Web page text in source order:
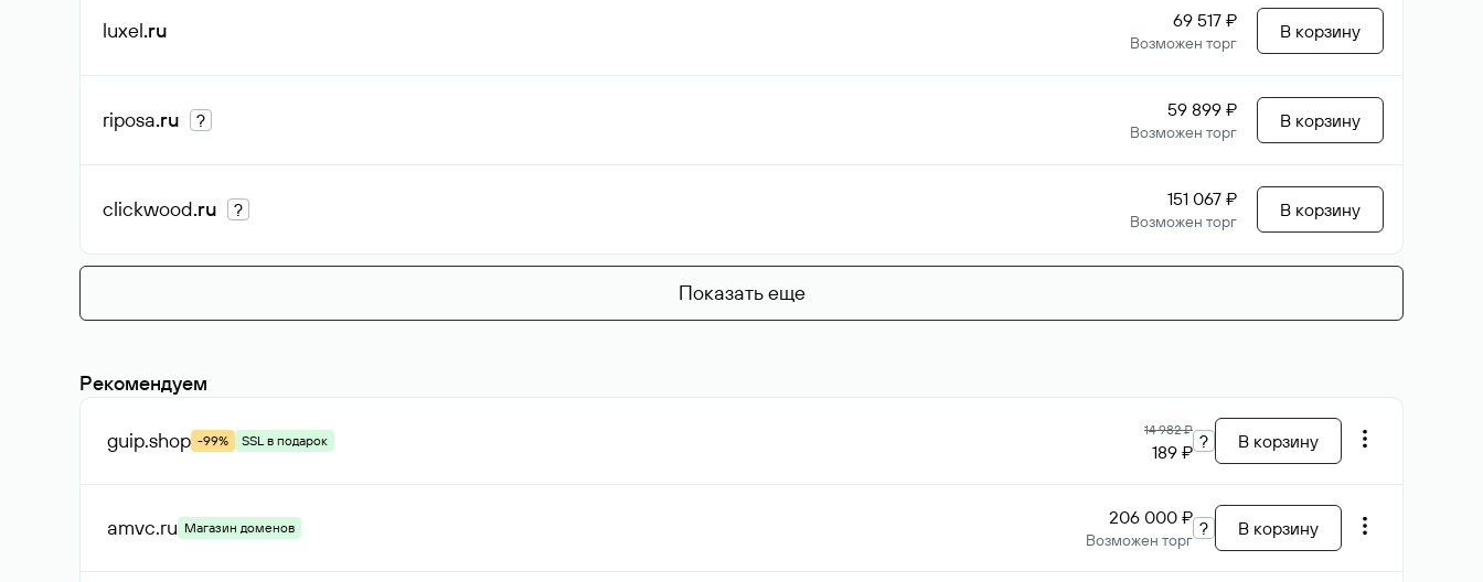
luxel.ru 69 517 ₽
Возможен торг
В корзину
riposa.ru ? 59 899 ₽
Возможен торг
В корзину
clickwood.ru ? 151 067 ₽
Возможен торг
В корзину
Показать еще
Рекомендуем
guip.shop -99% SSL в подарок
14 982 ₽
189 ₽ ? В корзину
amvc.ru Магазин доменов 206 000 ₽
Возможен торг
? В корзину